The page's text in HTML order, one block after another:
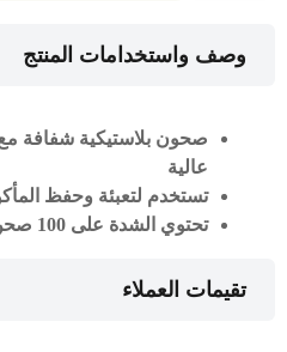
وصف واستخدامات المنتج
صحون بلاستيكية شفافة
عالية
تستخدم لتعبئة وحفظ
تحتوي الشدة على 100 صحن
تقيمات العملاء